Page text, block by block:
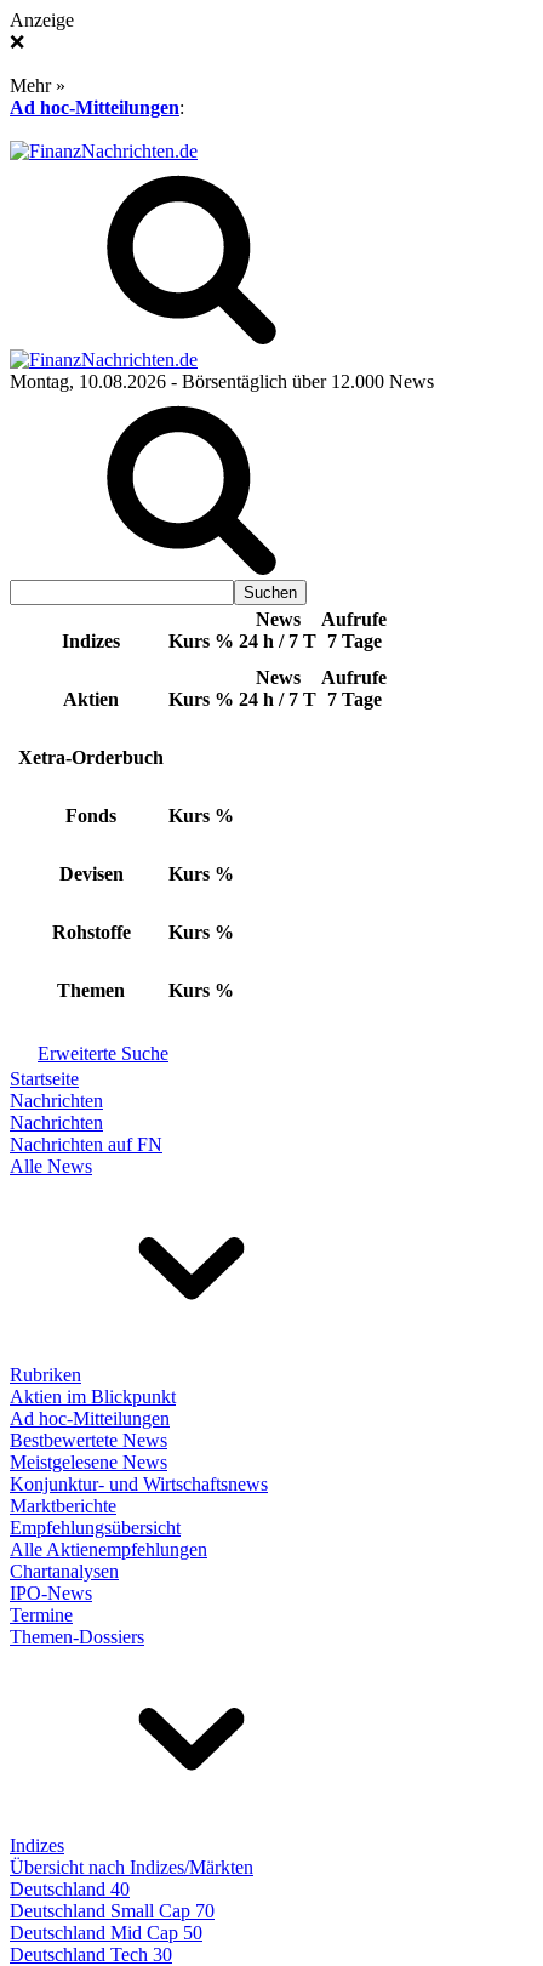
Anzeige
❌
Mehr »
Ad hoc-Mitteilungen:
Montag, 10.08.2026 - Börsentäglich über 12.000 News
Indizes Kurs %
News
24 h / 7 T
Aufrufe
7 Tage
Aktien Kurs %
News
24 h / 7 T
Aufrufe
7 Tage
Xetra-Orderbuch
Fonds Kurs %
Devisen Kurs %
Rohstoffe Kurs %
Themen Kurs %
Erweiterte Suche
Startseite
Nachrichten
Nachrichten
Nachrichten auf FN
Alle News
Rubriken
Aktien im Blickpunkt
Ad hoc-Mitteilungen
Bestbewertete News
Meistgelesene News
Konjunktur- und Wirtschaftsnews
Marktberichte
Empfehlungsübersicht
Alle Aktienempfehlungen
Chartanalysen
IPO-News
Termine
Themen-Dossiers
Indizes
Übersicht nach Indizes/Märkten
Deutschland 40
Deutschland Small Cap 70
Deutschland Mid Cap 50
Deutschland Tech 30